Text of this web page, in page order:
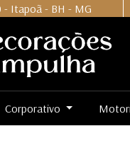
- Itapoã - BH - MG
Corporativo